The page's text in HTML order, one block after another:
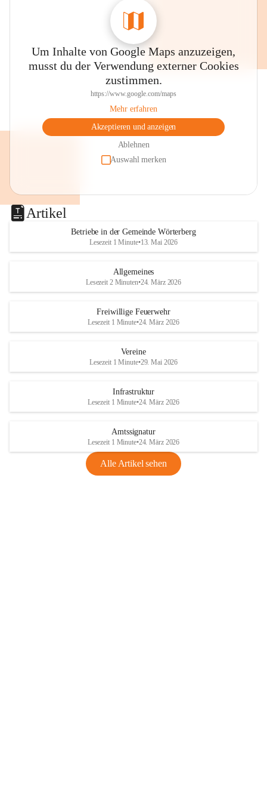
Um Inhalte von Google Maps anzuzeigen,
musst du der Verwendung externer Cookies
zustimmen.
https://www.google.com/maps
Mehr erfahren
Akzeptieren und anzeigen
Ablehnen
Auswahl merken
Artikel
Betriebe in der Gemeinde Wörterberg
Lesezeit 1 Minute•13. Mai 2026
Allgemeines
Lesezeit 2 Minuten•24. März 2026
Freiwillige Feuerwehr
Lesezeit 1 Minute•24. März 2026
Vereine
Lesezeit 1 Minute•29. Mai 2026
Infrastruktur
Lesezeit 1 Minute•24. März 2026
Amtssignatur
Lesezeit 1 Minute•24. März 2026
Alle Artikel sehen